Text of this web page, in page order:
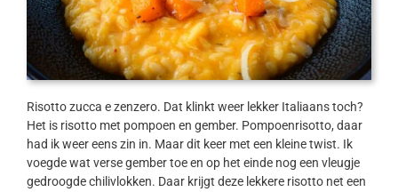
Risotto zucca e zenzero. Dat klinkt weer lekker Italiaans toch?
Het is risotto met pompoen en gember. Pompoenrisotto, daar
had ik weer eens zin in. Maar dit keer met een kleine twist. Ik
voegde wat verse gember toe en op het einde nog een vleugje
gedroogde chilivlokken. Daar krijgt deze lekkere risotto net een